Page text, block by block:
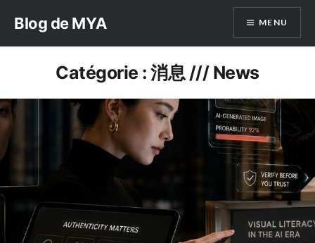
contenu
Blog de MYA MENU
Catégorie :消息 /// News